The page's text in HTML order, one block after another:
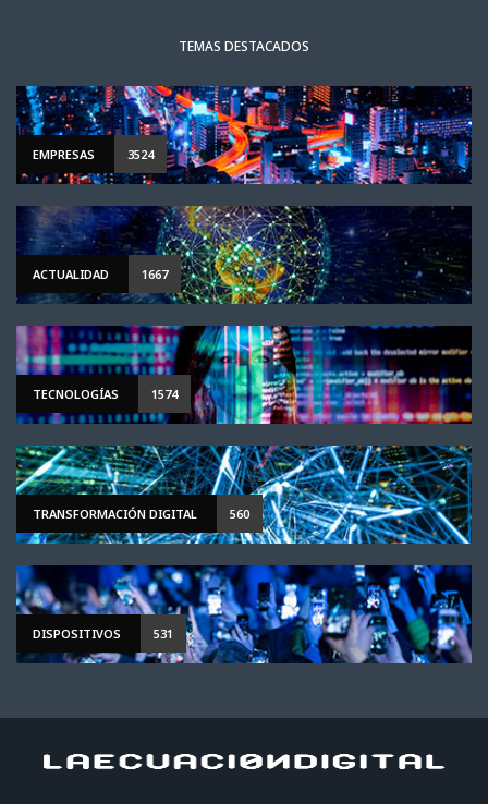
TEMAS DESTACADOS
EMPRESAS 3524
ACTUALIDAD 1667
TECNOLOGÍAS 1574
TRANSFORMACIÓN DIGITAL 560
DISPOSITIVOS 531